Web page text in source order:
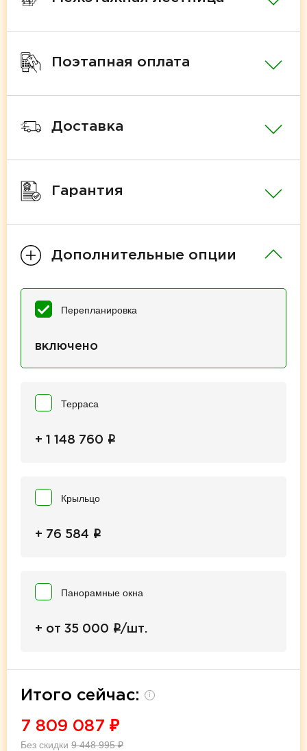
Поэтапная оплата
Доставка
Гарантия
Дополнительные опции
Перепланировка
включено
Терраса
+ 1 148 760 i
Крыльцо
+ 76 584 i
Панорамные окна
+ от 35 000 i/шт.
Итого сейчас: i
7 809 087 ₽
Без скидки 9 448 995₽